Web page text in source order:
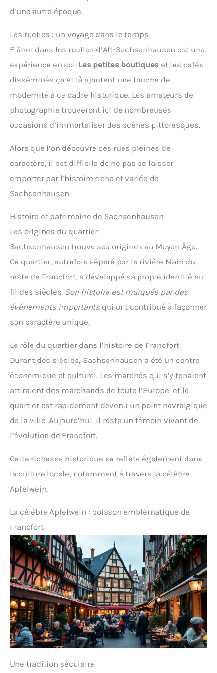
d’une autre époque.
Les ruelles : un voyage dans le temps
Flâner dans les ruelles d’Alt-Sachsenhausen est une
expérience en soi. Les petites boutiques et les cafés
disséminés ça et là ajoutent une touche de
modernité à ce cadre historique. Les amateurs de
photographie trouveront ici de nombreuses
occasions d’immortaliser des scènes pittoresques.
Alors que l’on découvre ces rues pleines de
caractère, il est difficile de ne pas se laisser
emporter par l’histoire riche et variée de
Sachsenhausen.
Histoire et patrimoine de Sachsenhausen
Les origines du quartier
Sachsenhausen trouve ses origines au Moyen Âge.
Ce quartier, autrefois séparé par la rivière Main du
reste de Francfort, a développé sa propre identité au
fil des siècles. Son histoire est marquée par des
événements importants qui ont contribué à façonner
son caractère unique.
Le rôle du quartier dans l’histoire de Francfort
Durant des siècles, Sachsenhausen a été un centre
économique et culturel. Les marchés qui s’y tenaient
attiraient des marchands de toute l’Europe, et le
quartier est rapidement devenu un point névralgique
de la ville. Aujourd’hui, il reste un témoin vivant de
l’évolution de Francfort.
Cette richesse historique se reflète également dans
la culture locale, notamment à travers la célèbre
Apfelwein.
La célèbre Apfelwein : boisson emblématique de
Francfort
Une tradition séculaire